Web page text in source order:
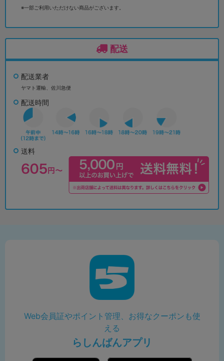
※一部ご利用いただけない商品がございます。
配送
配送業者
ヤマト運輸、佐川急便
配送時間
送料
Web会員証やポイント管理、お得なクーポンも使
える
らしんばんアプリ